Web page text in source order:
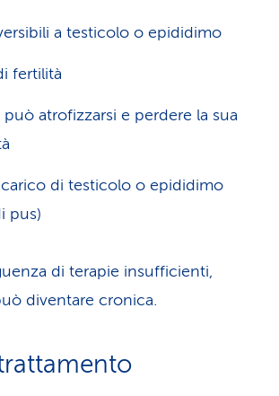
a testicolo o epididimo
fertilità
atrofizzarsi e perdere la sua
carico di testicolo o epididimo
pus)
di terapie insufficienti,
diventare cronica.